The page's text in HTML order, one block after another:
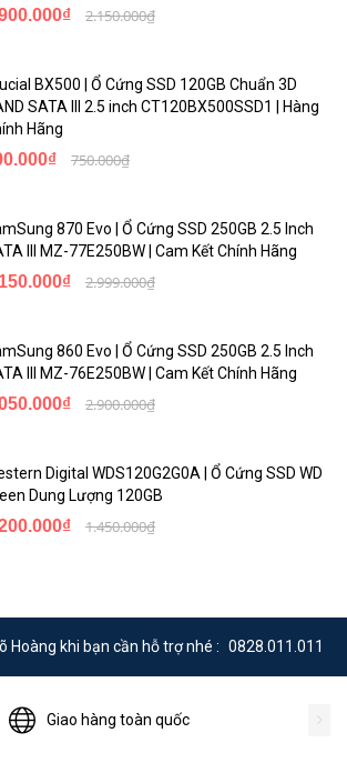
2.150.000₫
BX500 | Ổ Cứng SSD 120GB Chuẩn 3D
SATA III 2.5 inch CT120BX500SSD1 | Hàng
Hãng
750.000₫
870 Evo | Ổ Cứng SSD 250GB 2.5 Inch
III MZ-77E250BW | Cam Kết Chính Hãng
2.999.000₫
860 Evo | Ổ Cứng SSD 250GB 2.5 Inch
III MZ-76E250BW | Cam Kết Chính Hãng
2.900.000₫
Digital WDS120G2G0A | Ổ Cứng SSD WD
Dung Lượng 120GB
1.450.000₫
Hoàng khi bạn cần hỗ trợ nhé : 0828.011.011
Giao hàng toàn quốc